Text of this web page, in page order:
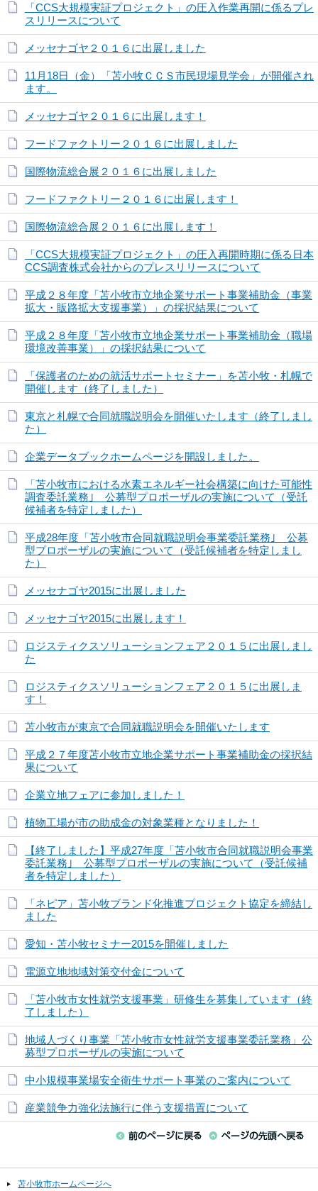
「CCS大規模実証プロジェクト」の圧入作業再開に係るプレ
スリリースについて
メッセナゴヤ２０１６に出展しました
11月18日（金）「苫小牧ＣＣＳ市民現場見学会」が開催され
ます。
メッセナゴヤ２０１６に出展します！
フードファクトリー２０１６に出展しました
国際物流総合展２０１６に出展しました
フードファクトリー２０１６に出展します！
国際物流総合展２０１６に出展します！
「CCS大規模実証プロジェクト」の圧入再開時期に係る日本
CCS調査株式会社からのプレスリリースについて
平成２８年度「苫小牧市立地企業サポート事業補助金（事業
拡大・販路拡大支援事業）」の採択結果について
平成２８年度「苫小牧市立地企業サポート事業補助金（職場
環境改善事業）」の採択結果について
「保護者のための就活サポートセミナー」を苫小牧・札幌で
開催します（終了しました）
東京と札幌で合同就職説明会を開催いたします（終了しまし
た）
企業データブックホームページを開設しました。
「苫小牧市における水素エネルギー社会構築に向けた可能性
調査委託業務｣ 公募型プロポーザルの実施について（受託
候補者を特定しました）
平成28年度「苫小牧市合同就職説明会事業委託業務｣ 公募
型プロポーザルの実施について（受託候補者を特定しまし
た）
メッセナゴヤ2015に出展しました
メッセナゴヤ2015に出展します！
ロジスティクスソリューションフェア２０１５に出展しまし
た
ロジスティクスソリューションフェア２０１５に出展しま
す！
苫小牧市が東京で合同就職説明会を開催いたします
平成２７年度苫小牧市立地企業サポート事業補助金の採択結
果について
企業立地フェアに参加しました！
植物工場が市の助成金の対象業種となりました！
【終了しました】平成27年度「苫小牧市合同就職説明会事業
委託業務｣ 公募型プロポーザルの実施について（受託候補
者を特定しました）
「ネピア」苫小牧ブランド化推進プロジェクト協定を締結し
ました
愛知・苫小牧セミナー2015を開催しました
電源立地地域対策交付金について
「苫小牧市女性就労支援事業」研修生を募集しています（終
了しました）
地域人づくり事業「苫小牧市女性就労支援事業委託業務」公
募型プロポーザルの実施について
中小規模事業場安全衛生サポート事業のご案内について
産業競争力強化法施行に伴う支援措置について
苫小牧市ホームページへ